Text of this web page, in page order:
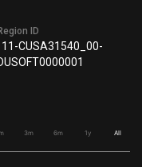
ID
CUSA31540_00-
3m 6m 1y All